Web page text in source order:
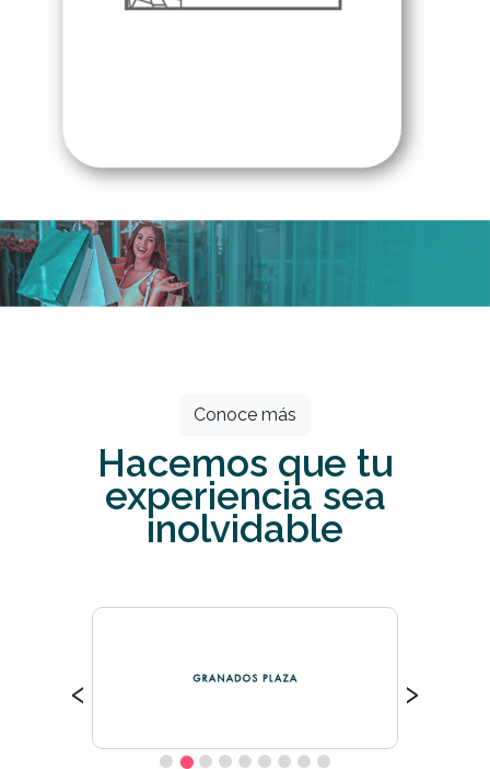
Conoce más
Hacemos que tu
experiencia sea
inolvidable
‹ ›